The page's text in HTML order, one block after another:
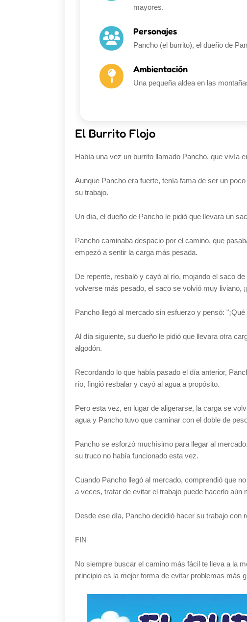
mayores.
Personajes
Pancho (el burrito), el dueño de
Ambientación
Una pequeña aldea en las
El Burrito Flojo
Había una vez un burrito llamado Pancho, que vivía
Aunque Pancho era fuerte, tenía fama de ser un
su trabajo.
Un día, el dueño de Pancho le pidió que llevara un
Pancho caminaba despacio por el camino, que
empezó a sentir la carga más pesada.
De repente, resbaló y cayó al río, mojando el saco
volverse más pesado, el saco se volvió muy liviano,
Pancho llegó al mercado sin esfuerzo y pensó:
Al día siguiente, su dueño le pidió que llevara otra
algodón.
Recordando lo que había pasado el día anterior,
río, fingió resbalar y cayó al agua a propósito.
Pero esta vez, en lugar de aligerarse, la carga se
agua y Pancho tuvo que caminar con el doble de
Pancho se esforzó muchísimo para llegar al
su truco no había funcionado esta vez.
Cuando Pancho llegó al mercado, comprendió que
a veces, tratar de evitar el trabajo puede hacerlo aún
Desde ese día, Pancho decidió hacer su trabajo con
FIN
No siempre buscar el camino más fácil te lleva a la
principio es la mejor forma de evitar problemas más